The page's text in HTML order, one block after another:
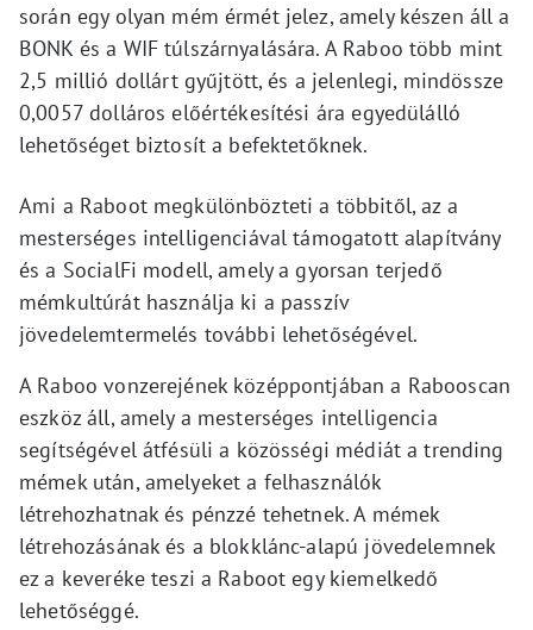
során egy olyan mém érmét jelez, amely készen áll a
BONK és a WIF túlszárnyalására. A Raboo több mint
2,5 millió dollárt gyűjtött, és a jelenlegi, mindössze
0,0057 dolláros előértékesítési ára egyedülálló
lehetőséget biztosít a befektetőknek.
Ami a Raboot megkülönbözteti a többitől, az a
mesterséges intelligenciával támogatott alapítvány
és a SocialFi modell, amely a gyorsan terjedő
mémkultúrát használja ki a passzív
jövedelemtermelés további lehetőségével.
A Raboo vonzerejének középpontjában a Rabooscan
eszköz áll, amely a mesterséges intelligencia
segítségével átfésüli a közösségi médiát a trending
mémek után, amelyeket a felhasználók
létrehozhatnak és pénzzé tehetnek. A mémek
létrehozásának és a blokklánc-alapú jövedelemnek
ez a keveréke teszi a Raboot egy kiemelkedő
lehetőséggé.